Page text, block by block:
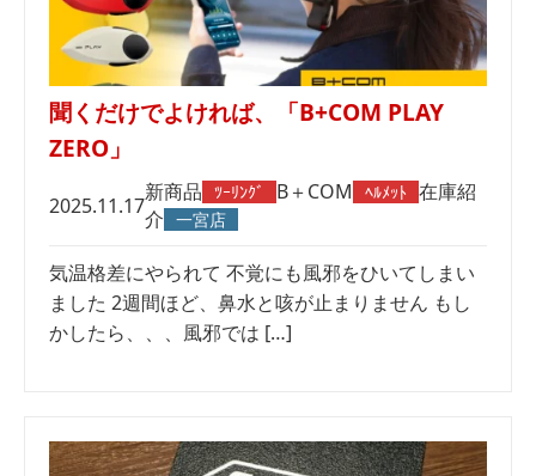
聞くだけでよければ、「B+COM PLAY
ZERO」
2025.11.17
新商品 ﾂｰﾘﾝｸﾞ B＋COM ﾍﾙﾒｯﾄ 在庫紹
介 一宮店
気温格差にやられて 不覚にも風邪をひいてしまい
ました 2週間ほど、鼻水と咳が止まりません もし
かしたら、、、風邪では […]